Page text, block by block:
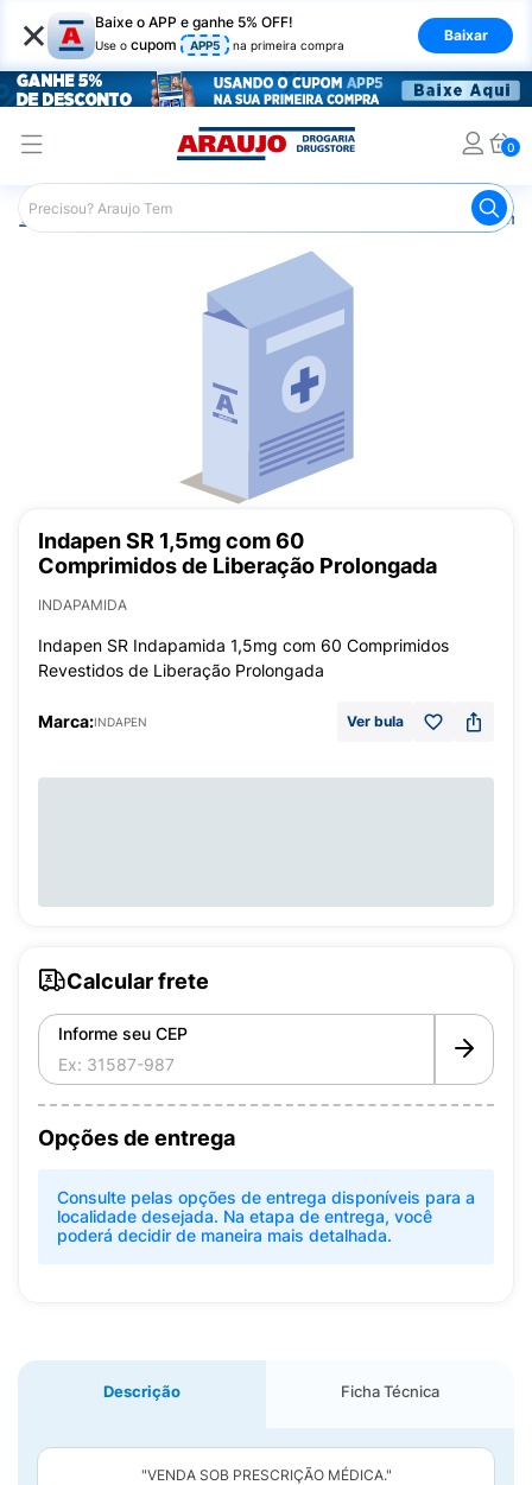
× Baixe o APP e ganhe 5% OFF!
Use o cupom APP5 na primeira compra
Baixar
0
Araujo Medicamentos
Indapen SR 1,5mg com 60
Comprimidos de Liberação Prolongada
INDAPAMIDA
Indapen SR Indapamida 1,5mg com 60 Comprimidos
Revestidos de Liberação Prolongada
Marca:INDAPEN Ver bula
Calcular frete
Informe seu CEP
Opções de entrega
Consulte pelas opções de entrega disponíveis para a
localidade desejada. Na etapa de entrega, você
poderá decidir de maneira mais detalhada.
Descrição Ficha Técnica
"VENDA SOB PRESCRIÇÃO MÉDICA."